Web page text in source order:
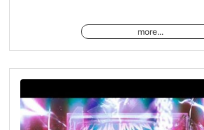
more...